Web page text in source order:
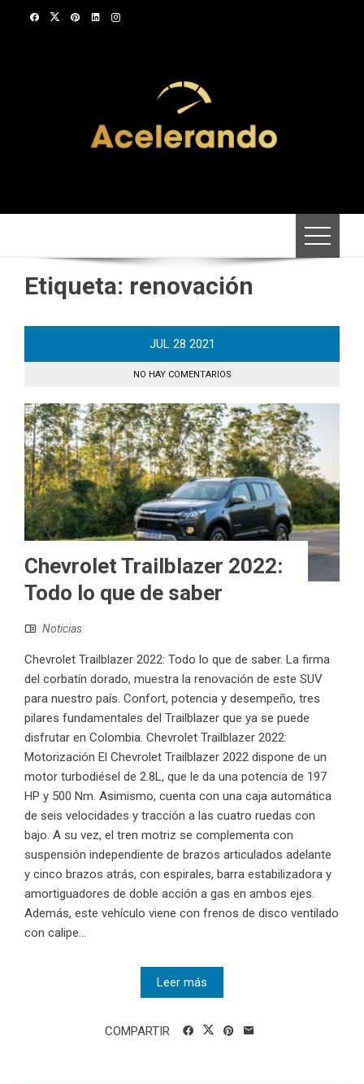
Etiqueta: renovación
JUL 28 2021
NO HAY COMENTARIOS
Chevrolet Trailblazer 2022:
Todo lo que de saber
Noticias
Chevrolet Trailblazer 2022: Todo lo que de saber. La firma
del corbatín dorado, muestra la renovación de este SUV
para nuestro país. Confort, potencia y desempeño, tres
pilares fundamentales del Trailblazer que ya se puede
disfrutar en Colombia. Chevrolet Trailblazer 2022:
Motorización El Chevrolet Trailblazer 2022 dispone de un
motor turbodiésel de 2.8L, que le da una potencia de 197
HP y 500 Nm. Asimismo, cuenta con una caja automática
de seis velocidades y tracción a las cuatro ruedas con
bajo. A su vez, el tren motriz se complementa con
suspensión independiente de brazos articulados adelante
y cinco brazos atrás, con espirales, barra estabilizadora y
amortiguadores de doble acción a gas en ambos ejes.
Además, este vehículo viene con frenos de disco ventilado
con calipe...
Leer más
COMPARTIR